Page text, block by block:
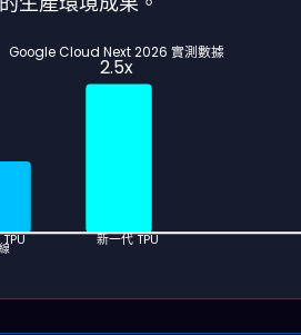
新一代 TPU
2.5x
Google Cloud Next 2026 實測數據